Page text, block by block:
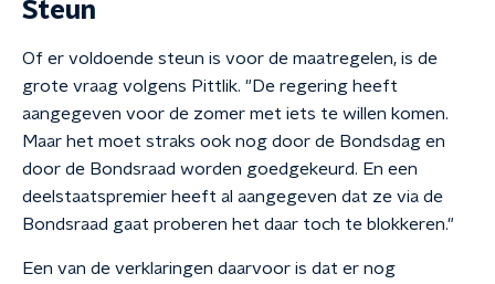
Steun
Of er voldoende steun is voor de maatregelen, is de
grote vraag volgens Pittlik. "De regering heeft
aangegeven voor de zomer met iets te willen komen.
Maar het moet straks ook nog door de Bondsdag en
door de Bondsraad worden goedgekeurd. En een
deelstaatspremier heeft al aangegeven dat ze via de
Bondsraad gaat proberen het daar toch te blokkeren."
Een van de verklaringen daarvoor is dat er nog